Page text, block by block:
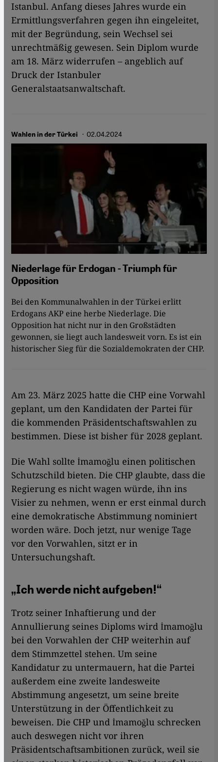
Istanbul. Anfang dieses Jahres wurde ein
Ermittlungsverfahren gegen ihn eingeleitet,
mit der Begründung, sein Wechsel sei
unrechtmäßig gewesen. Sein Diplom wurde
am 18. März widerrufen – angeblich auf
Druck der Istanbuler
Generalstaatsanwaltschaft.
Wahlen in der Türkei · 02.04.2024
Niederlage für Erdogan - Triumph für
Opposition
Bei den Kommunalwahlen in der Türkei erlitt
Erdogans AKP eine herbe Niederlage. Die
Opposition hat nicht nur in den Großstädten
gewonnen, sie liegt auch landesweit vorn. Es ist ein
historischer Sieg für die Sozialdemokraten der CHP.
Am 23. März 2025 hatte die CHP eine Vorwahl
geplant, um den Kandidaten der Partei für
die kommenden Präsidentschaftswahlen zu
bestimmen. Diese ist bisher für 2028 geplant.
Die Wahl sollte İmamoğlu einen politischen
Schutzschild bieten. Die CHP glaubte, dass die
Regierung es nicht wagen würde, ihn ins
Visier zu nehmen, wenn er erst einmal durch
eine demokratische Abstimmung nominiert
worden wäre. Doch jetzt, nur wenige Tage
vor den Vorwahlen, sitzt er in
Untersuchungshaft.
„Ich werde nicht aufgeben!“
Trotz seiner Inhaftierung und der
Annullierung seines Diploms wird İmamoğlu
bei den Vorwahlen der CHP weiterhin auf
dem Stimmzettel stehen. Um seine
Kandidatur zu untermauern, hat die Partei
außerdem eine zweite landesweite
Abstimmung angesetzt, um seine breite
Unterstützung in der Öffentlichkeit zu
beweisen. Die CHP und İmamoğlu schrecken
auch deswegen nicht vor ihren
Präsidentschaftsambitionen zurück, weil sie